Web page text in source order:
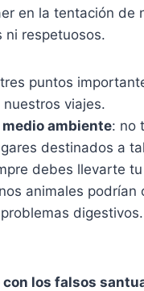
en la tentación de
ni respetuosos.
puntos
viajes.
medio ambiente: no
destinados a
debes llevarte
animales podrían
digestivos.
con los falsos